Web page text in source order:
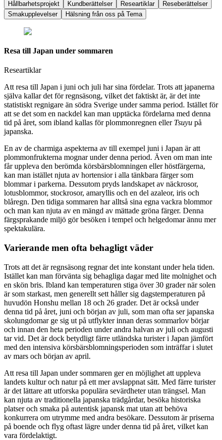
Hållbarhetsprojekt Kundberättelser Researtiklar
Reseberättelser
Smakupplevelser
Hälsning från oss på Tema
Resa till Japan under sommaren
Researtiklar
Att resa till Japan i juni och juli har sina fördelar. Trots att japanerna
själva kallar det för regnsäsong, vilket det faktiskt är, är det inte
statistiskt regnigare än södra Sverige under samma period. Istället för
att se det som en nackdel kan man upptäcka fördelarna med denna
tid på året, som ibland kallas för plommonregnen eller Tsuyu på
japanska.
En av de charmiga aspekterna av till exempel juni i Japan är att
plommonfrukterna mognar under denna period. Även om man inte
får uppleva den berömda körsbärsblomningen eller höstfärgerna,
kan man istället njuta av hortensior i alla tänkbara färger som
blommar i parkerna. Dessutom pryds landskapet av näckrosor,
lotusblommor, stockrosor, amaryllis och en del azaleor, iris och
blåregn. Den tidiga sommaren har alltså sina egna vackra blommor
och man kan njuta av en mängd av mättade gröna färger. Denna
färgsprakande miljö gör besöken i tempel och helgedomar ännu mer
spektakulära.
Varierande men ofta behagligt väder
Trots att det är regnsäsong regnar det inte konstant under hela tiden.
Istället kan man förvänta sig behagliga dagar med lite molnighet och
en skön bris. Ibland kan temperaturen stiga över 30 grader när solen
är som starkast, men generellt sett håller sig dagstemperaturen på
huvudön Honshu mellan 18 och 26 grader. Det är också under
denna tid på året, juni och början av juli, som man ofta ser japanska
skolungdomar ge sig ut på utflykter innan deras sommarlov börjar
och innan den heta perioden under andra halvan av juli och augusti
tar vid. Det är dock betydligt färre utländska turister i Japan jämfört
med den intensiva körsbärsblomningsperioden som inträffar i slutet
av mars och början av april.
Att resa till Japan under sommaren ger en möjlighet att uppleva
landets kultur och natur på ett mer avslappnat sätt. Med färre turister
är det lättare att utforska populära sevärdheter utan trängsel. Man
kan njuta av traditionella japanska trädgårdar, besöka historiska
platser och smaka på autentisk japansk mat utan att behöva
konkurrera om utrymme med andra besökare. Dessutom är priserna
på boende och flyg oftast lägre under denna tid på året, vilket kan
vara fördelaktigt.